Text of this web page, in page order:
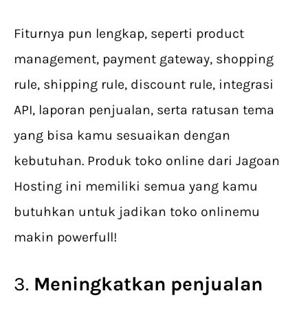
Fiturnya pun lengkap, seperti product
management, payment gateway, shopping
rule, shipping rule, discount rule, integrasi
API, laporan penjualan, serta ratusan tema
yang bisa kamu sesuaikan dengan
kebutuhan. Produk toko online dari Jagoan
Hosting ini memiliki semua yang kamu
butuhkan untuk jadikan toko onlinemu
makin powerfull!
3. Meningkatkan penjualan